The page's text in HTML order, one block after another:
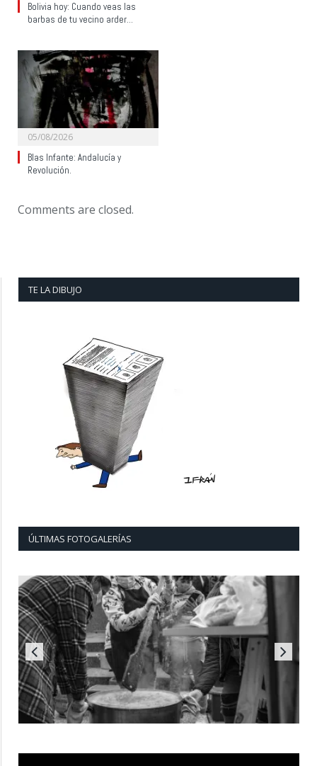
Bolivia hoy: Cuando veas las
barbas de tu vecino arder…
05/08/2026
Blas Infante: Andalucía y
Revolución.
Comments are closed.
TE LA DIBUJO
ÚLTIMAS FOTOGALERÍAS